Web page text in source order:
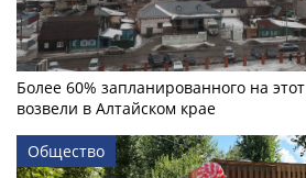
Более 60% запланированного на
возвели в Алтайском крае
Общество